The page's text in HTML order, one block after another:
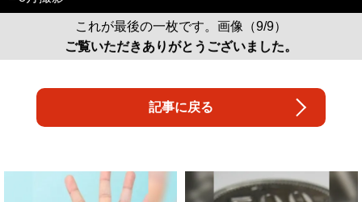
これが最後の一枚です。画像（9/9）
ご覧いただきありがとうございました。
記事に戻る